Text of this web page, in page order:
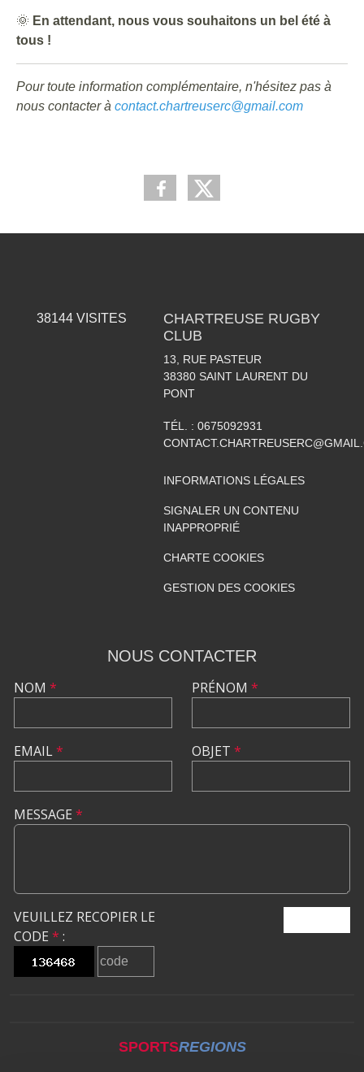
🌞 En attendant, nous vous souhaitons un bel été à
tous !
Pour toute information complémentaire, n'hésitez pas à
nous contacter à contact.chartreuserc@gmail.com
38144VISITES
CHARTREUSE RUGBY
CLUB
13, RUE PASTEUR
38380 SAINT LAURENT DU
PONT
TÉL. : 0675092931
INFORMATIONS LÉGALES
SIGNALER UN CONTENU
INAPPROPRIÉ
CHARTE COOKIES
GESTION DES COOKIES
NOUS CONTACTER
NOM *
EMAIL*
PRÉNOM *
OBJET *
MESSAGE *
VEUILLEZ RECOPIER LE
CODE * :
SPORTSREGIONS